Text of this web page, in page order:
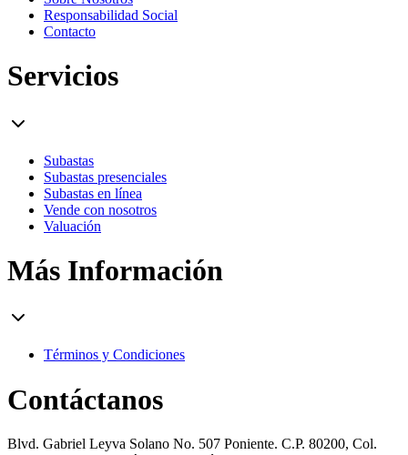
Responsabilidad Social
Contacto
Servicios
Subastas
Subastas presenciales
Subastas en línea
Vende con nosotros
Valuación
Más Información
Términos y Condiciones
Contáctanos
Blvd. Gabriel Leyva Solano No. 507 Poniente. C.P. 80200, Col.